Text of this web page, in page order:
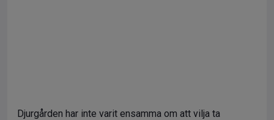
Djurgården har inte varit ensamma om att vilja ta